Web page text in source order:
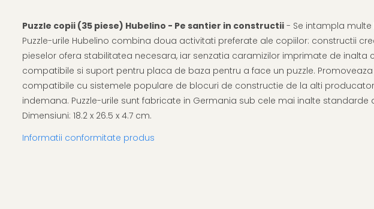
Puzzle copii (35 piese) Hubelino - Pe santier in constructii - Se intampla
Puzzle-urile Hubelino combina doua activitati preferate ale copiilor: constructii
pieselor ofera stabilitatea necesara, iar senzatia caramizilor imprimate de
compatibile si suport pentru placa de baza pentru a face un puzzle.
compatibile cu sistemele populare de blocuri de constructie de la alti
indemana. Puzzle-urile sunt fabricate in Germania sub cele mai inalte
Dimensiuni: 18.2 x 26.5 x 4.7 cm.
Informatii conformitate produs